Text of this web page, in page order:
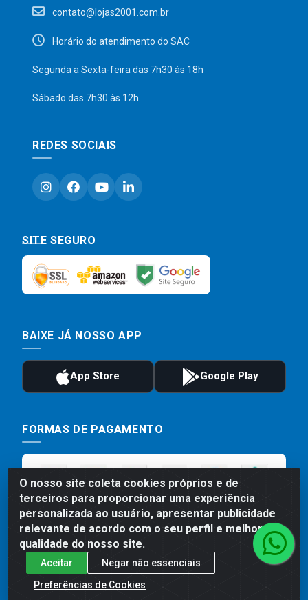
O nosso site coleta cookies próprios e de
terceiros para proporcionar uma experiência
personalizada ao usuário, apresentar publicidade
relevante de acordo com o seu perfil e melhorar a
qualidade do nosso site.
Aceitar
Negar não essenciais
Preferências de Cookies
contato@lojas2001.com.br
Horário do atendimento do SAC
Segunda a Sexta-feira das 7h30 às 18h
Sábado das 7h30 às 12h
REDES SOCIAIS
SITE SEGURO
BAIXE JÁ NOSSO APP
FORMAS DE PAGAMENTO
Preços, promoções, condições de pagamento e frete são válidos
para compras realizadas exclusivamente pelo site. Caso haja